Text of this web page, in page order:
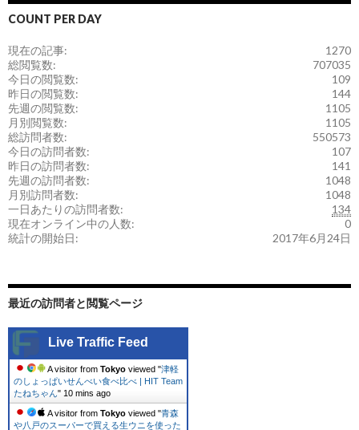
COUNT PER DAY
1270
現在の記事:
707035
総閲覧数:
109
今日の閲覧数:
144
昨日の閲覧数:
1105
先週の閲覧数:
1105
月別閲覧数:
550573
総訪問者数:
107
今日の訪問者数:
141
昨日の訪問者数:
1048
先週の訪問者数:
1048
月別訪問者数:
134
一日あたりの訪問者数:
0
現在オンライン中の人数:
2017年6月24日
統計の開始日:
最近の訪問者と閲覧ページ
Live Traffic Feed
A visitor from Tokyo viewed "津軽
のしょっぱいせんべい食べ比べ | HIT Team
たねちゃん" 10 mins ago
A visitor from Tokyo viewed "青森
や八戸のスーパーで買える生ウニを使った